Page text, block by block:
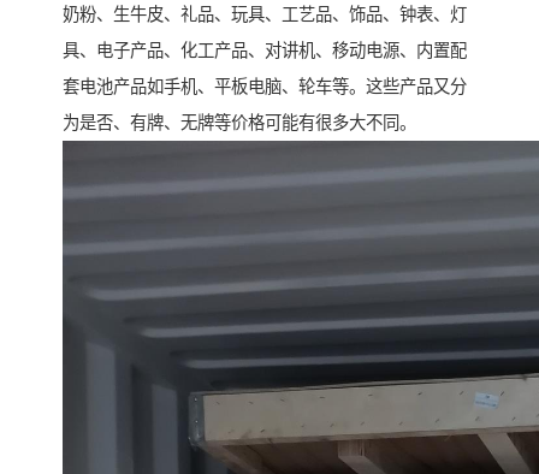
奶粉、生牛皮、礼品、玩具、工艺品、饰品、钟表、灯
具、电子产品、化工产品、对讲机、移动电源、内置配
套电池产品如手机、平板电脑、轮车等。这些产品又分
为是否、有牌、无牌等价格可能有很多大不同。